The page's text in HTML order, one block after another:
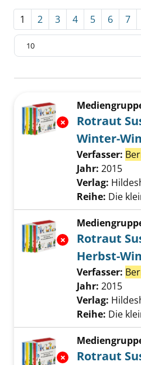
1 2 3 4 5 6 7
Zu den Suchfiltern springen
Exemplar-
Rotraut
Winter-
Verfasser:
Jahr: 2015
Verlag:
Reihe: Die
Exemplar-
Rotraut
Herbst-
Verfasser:
Jahr: 2015
Verlag:
Reihe: Die
Exemplar-
Rotraut